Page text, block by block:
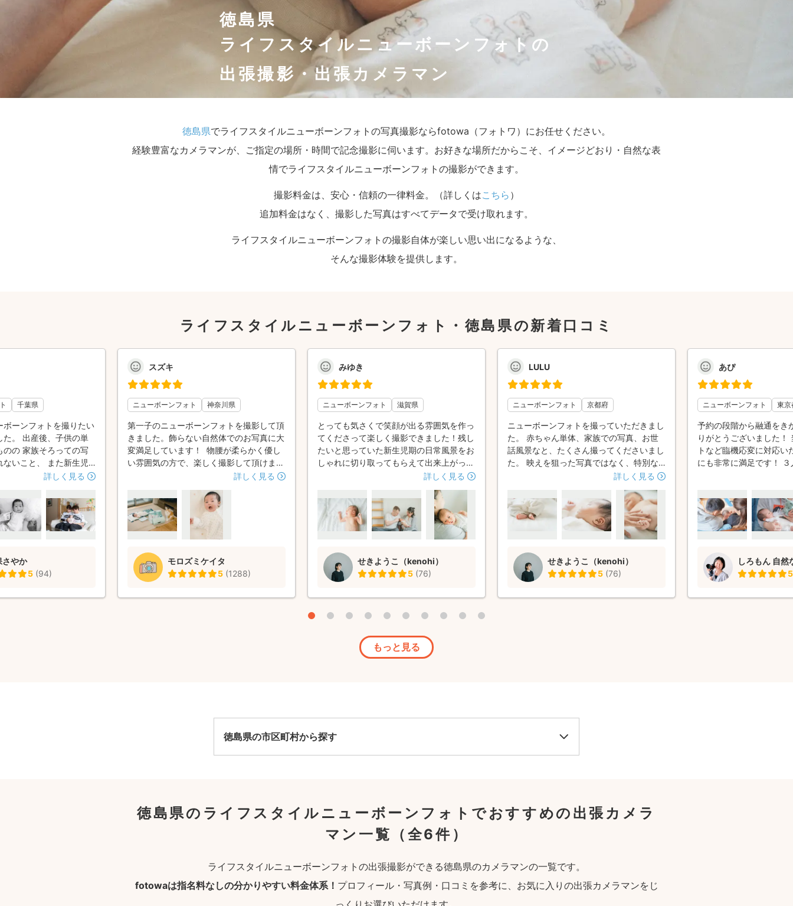
徳島県
ライフスタイルニューボーンフォトの
出張撮影・出張カメラマン
徳島県でライフスタイルニューボーンフォトの写真撮影ならfotowa（フォトワ）にお任せください。
経験豊富なカメラマンが、ご指定の場所・時間で記念撮影に伺います。お好きな場所だからこそ、イメージどおり・自然な表
情でライフスタイルニューボーンフォトの撮影ができます。
撮影料金は、安心・信頼の一律料金。（詳しくはこちら ）
追加料金はなく、撮影した写真はすべてデータで受け取れます。
ライフスタイルニューボーンフォトの撮影自体が楽しい思い出になるような、
そんな撮影体験を提供します。
ライフスタイルニューボーンフォト・徳島県の新着口コミ
千葉県
ボーンフォトを撮りたい
た。 出産後、子供の単
のの 家族そろっての写
いこと、 また新生児
撮影にいくのは 大変そ
ューボーンフォトでも
を希望していたので、大
タイルとも合い、お願い
してやりとりできまし
さんの優しいお人柄の
す。 写真の出来上がり
詳しく見る
さやか
5 (94)
スズキ
ニューボーンフォト 神奈川県
第一子のニューボーンフォトを撮影して頂
きました。飾らない自然体でのお写真に大
変満足しています！ 物腰が柔らかく優し
い雰囲気の方で、楽しく撮影して頂けまし
た。 また、うちの猫がモロズミさんに懐
送っていて驚きました。 また機会があれ
ば是非お願いしたいと思います！
詳しく見る
モロズミケイタ
5 (1288)
みゆき
ニューボーンフォト 滋賀県
とっても気さくで笑顔が出る雰囲気を作っ
てくださって楽しく撮影できました！残し
たいと思っていた新生児期の日常風景をお
しゃれに切り取ってもらえて出来上がった
写真に大満足です♪沐浴や授乳風景など、
ができてとても嬉しいです。自然体の家族
写真を希望する方にはとっても合うカメラ
マンの方だと思います⭐︎また節目にはお願
詳しく見る
せきようこ（kenohi）
5 (76)
LULU
ニューボーンフォト 京都府
ニューボーンフォトを撮っていただきまし
た。 赤ちゃん単体、家族での写真、お世
話風景なと、たくさん撮ってくださいまし
た。 映えを狙った写真ではなく、特別な
日常を丁寧に切り取った写真という印象で
ゃんの、1番可愛い瞬間を狙ってくださっ
ていたんだろうなと思います。 目線や立
ち位置などもどんどん指示してくださいま
したので、写真が苦手な私はとても助かり
上でした。 ご本人は明るくて優しい雰囲
気の方でした。スケジュール確認や日程調
たいような気持ちになる写真ばかりです。
詳しく見る
せきようこ（kenohi）
5 (76)
あぴ
ニューボーンフォト 東京
予約の段階から融通をき
りがとうございました！
トなど臨機応変に対応い
にも非常に満足です！
に過ごしていたんだと、
しむことができます！
トは色んな形があると思
本当にピッタリでした
素敵で、撮影もとって
だき本当にありがとうご
5
もっと見る
徳島県の市区町村から探す
徳島県のライフスタイルニューボーンフォトでおすすめの出張カメラ
マン一覧
（全6件）
ライフスタイルニューボーンフォトの出張撮影ができる徳島県のカメラマンの一覧です。
fotowaは指名料なしの分かりやすい料金体系！ プロフィール・写真例・口コミを参考に、お気に入りの出張カメラマンをじ